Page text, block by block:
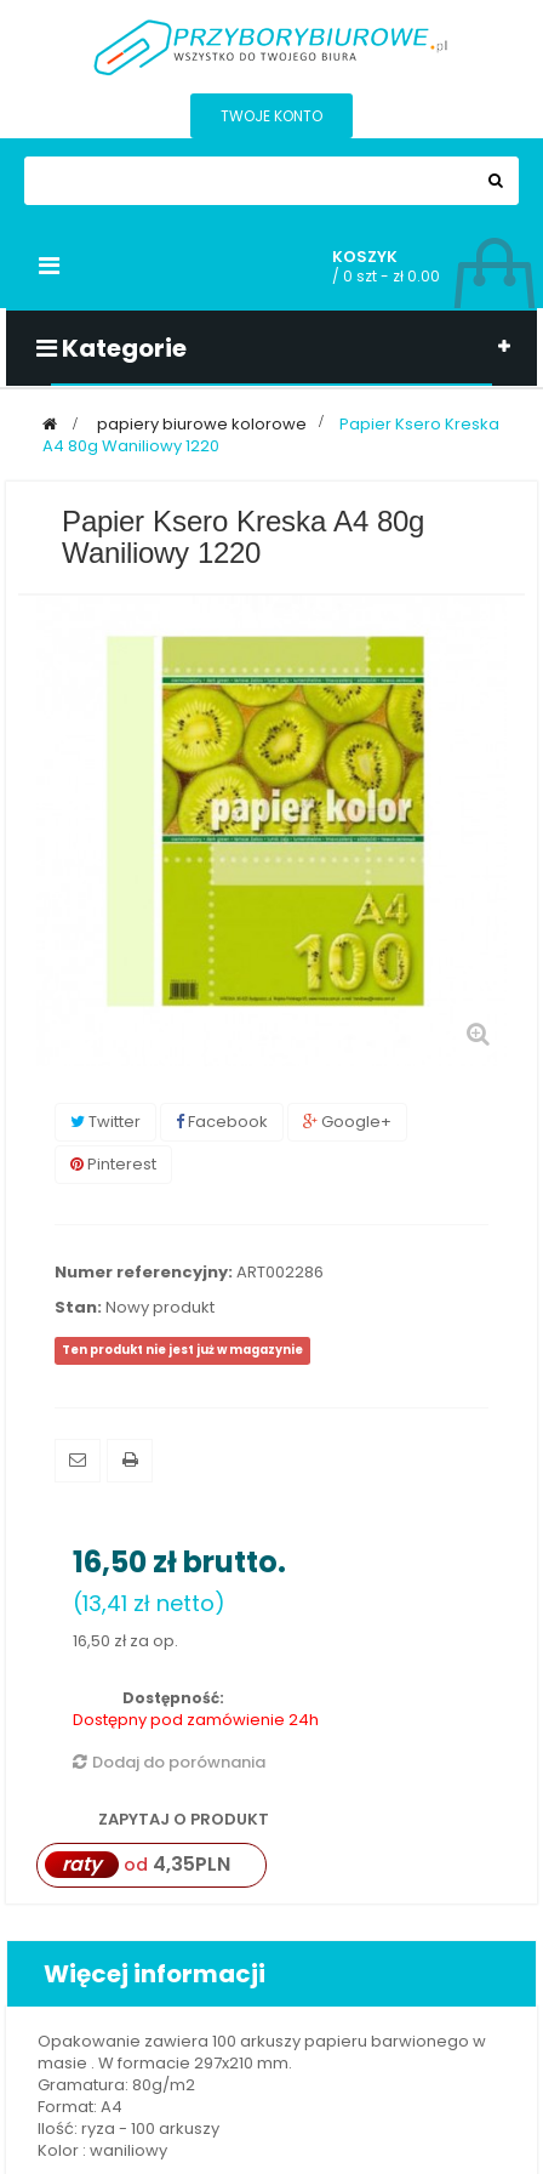
TWOJE KONTO
KOSZYK
/ 0 szt - zł 0.00
Kategorie
Przełącz
> papiery biurowe kolorowe >
Papier Ksero Kreska
A4 80g Waniliowy 1220
Papier Ksero Kreska A4 80g
Waniliowy 1220
Twitter Facebook
Google+
Pinterest
Numer referencyjny: ART002286
Stan: Nowy produkt
Ten produkt nie jest już w magazynie
16,50 złbrutto.
(13,41 zł netto)
16,50 zł za op.
Dostępność:
Dostępny pod zamówienie 24h
Dodaj do porównania
ZAPYTAJ O PRODUKT
raty od 4,35PLN
Więcej informacji
Opakowanie zawiera 100 arkuszy papieru barwionego w
masie . W formacie 297x210 mm.
Gramatura: 80g/m2
Format: A4
Ilość: ryza - 100 arkuszy
Kolor : waniliowy